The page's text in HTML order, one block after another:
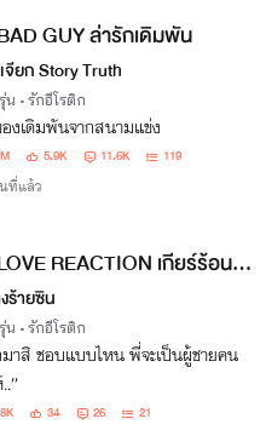
GUY ล่ารักเดิมพัน
จียก Story Truth
น • รักอีโรติก
งเดิมพันจากสนามแข่ง
5.9K 11.6K 119
ที่แล้ว
REACTION เกียร์ร้อนทำปฏิกิริยารัก
ร้ายซิน
น • รักอีโรติก
าสิ ชอบแบบไหน พี่จะเป็นผู้ชายคน
34 26 21